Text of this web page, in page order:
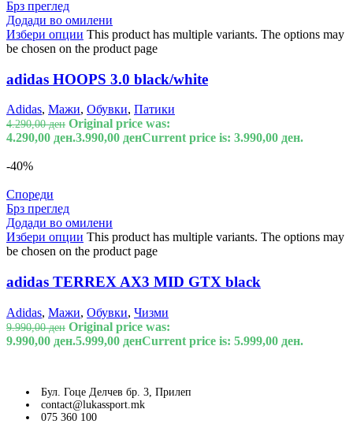
Брз преглед
Додади во омилени
Избери опции This product has multiple variants. The options may
be chosen on the product page
adidas HOOPS 3.0 black/white
Adidas, Мажи, Обувки, Патики
4.290,00ден Original price was:
4.290,00 ден.3.990,00 денCurrent price is: 3.990,00 ден.
-40%
Спореди
Брз преглед
Додади во омилени
Избери опции This product has multiple variants. The options may
be chosen on the product page
adidas TERREX AX3 MID GTX black
Adidas, Мажи, Обувки, Чизми
9.990,00ден Original price was:
9.990,00 ден.5.999,00 денCurrent price is: 5.999,00 ден.
Бул. Гоце Делчев бр. 3, Прилеп
contact@lukassport.mk
075 360 100